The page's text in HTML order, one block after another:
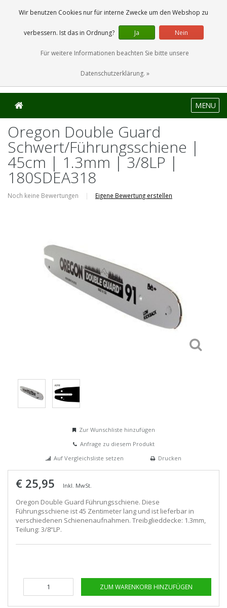
0 Artikel
MENU
Oregon Double Guard
Schwert/Führungsschiene |
45cm | 1.3mm | 3/8LP |
180SDEA318
Noch keine Bewertungen | Eigene Bewertung erstellen
Zur Wunschliste hinzufügen
Anfrage zu diesem Produkt
Auf Vergleichsliste setzen
Drucken
€ 25,95 Inkl. MwSt.
Oregon Double Guard Führungsschiene. Diese
Führungsschiene ist 45 Zentimeter lang und ist lieferbar in
verschiedenen Schienenaufnahmen. Treibglieddecke: 1.3mm,
Teilung: 3/8“LP.
ZUM WARENKORB HINZUFÜGEN
Wir benutzen Cookies nur für interne Zwecke um den Webshop zu
verbessern. Ist das in Ordnung? Ja Nein
Für weitere Informationen beachten Sie bitte unsere
Datenschutzerklärung. »